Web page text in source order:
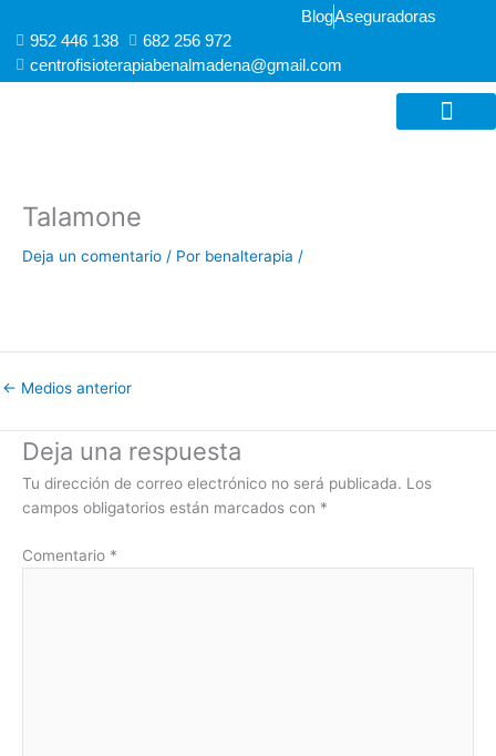
contenido
BlogAseguradoras
952 446 138
682 256 972 ​
centrofisioterapiabenalmadena@gmail.com
Talamone
Deja un comentario / Por benalterapia /
← Medios anterior
Deja una respuesta
Tu dirección de correo electrónico no será publicada. Los
campos obligatorios están marcados con *
Comentario *